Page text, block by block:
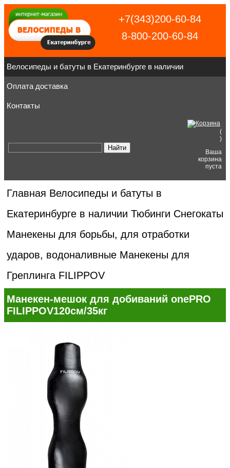
+7(343)200-60-84
8-800-200-60-84
Велосипеды и батуты в Екатеринбурге в наличии
Оплата доставка
Контакты
(
)
Ваша
корзина
пуста
Главная Велосипеды и батуты в
Екатеринбурге в наличии Тюбинги Снегокаты
Манекены для борьбы, для отработки
ударов, водоналивные Манекены для
Греплинга FILIPPOV
Манекен-мешок для добиваний onePRO
FILIPPOV120см/35кг